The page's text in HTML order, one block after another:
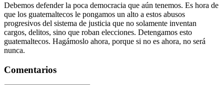
Debemos defender la poca democracia que aún tenemos. Es hora de
que los guatemaltecos le pongamos un alto a estos abusos
progresivos del sistema de justicia que no solamente inventan
cargos, delitos, sino que roban elecciones. Detengamos esto
guatemaltecos. Hagámoslo ahora, porque si no es ahora, no será
nunca.
Comentarios